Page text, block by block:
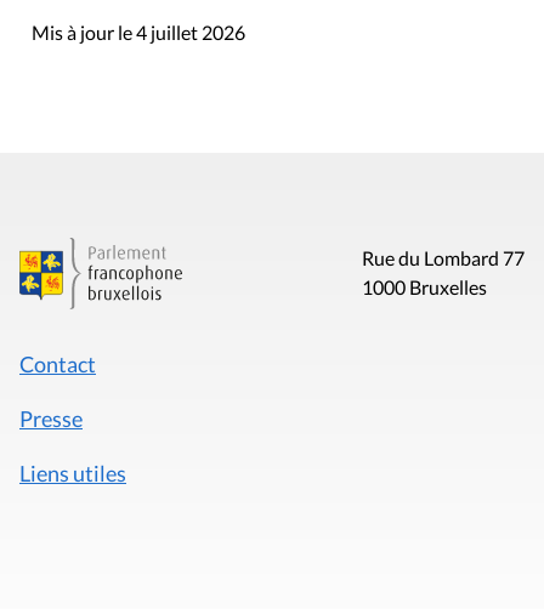
Mis à jour le 4 juillet 2026
Rue du Lombard 77
1000 Bruxelles
Contact
Presse
Liens utiles